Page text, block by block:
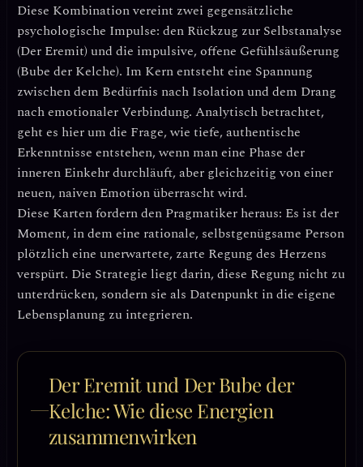
Diese Kombination vereint zwei gegensätzliche
psychologische Impulse: den Rückzug zur Selbstanalyse
(Der Eremit) und die impulsive, offene Gefühlsäußerung
(Bube der Kelche). Im Kern entsteht eine Spannung
zwischen dem Bedürfnis nach Isolation und dem Drang
nach emotionaler Verbindung. Analytisch betrachtet,
geht es hier um die Frage, wie tiefe, authentische
Erkenntnisse entstehen, wenn man eine Phase der
inneren Einkehr durchläuft, aber gleichzeitig von einer
neuen, naiven Emotion überrascht wird.
Diese Karten fordern den Pragmatiker heraus: Es ist der
Moment, in dem eine rationale, selbstgenügsame Person
plötzlich eine unerwartete, zarte Regung des Herzens
verspürt. Die Strategie liegt darin, diese Regung nicht zu
unterdrücken, sondern sie als Datenpunkt in die eigene
Lebensplanung zu integrieren.
Der Eremit und Der Bube der
Kelche: Wie diese Energien
zusammenwirken